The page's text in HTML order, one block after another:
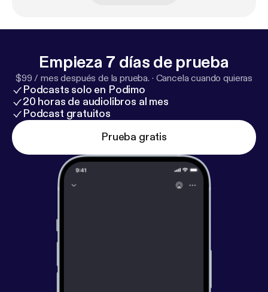
Empieza 7 días de prueba
$99 / mes después de la prueba. · Cancela cuando quieras
Podcasts solo en Podimo
20 horas de audiolibros al mes
Podcast gratuitos
Prueba gratis